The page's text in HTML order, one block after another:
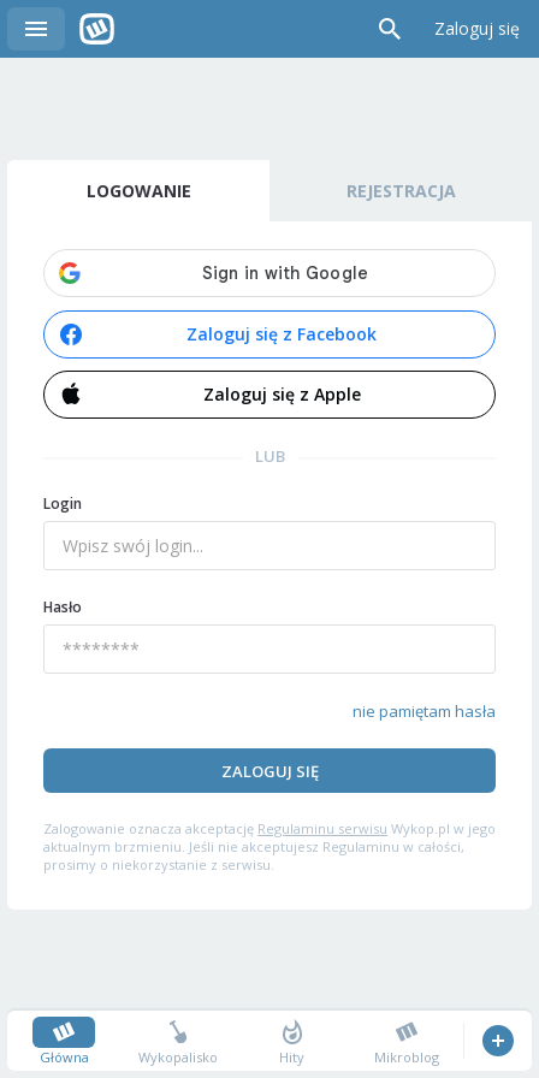
Zaloguj się
LOGOWANIE REJESTRACJA
Zaloguj się z Facebook
Zaloguj się z Apple
LUB
Login
Hasło
nie pamiętam hasła
ZALOGUJ SIĘ
Zalogowanie oznacza akceptację Regulaminu serwisu Wykop.pl w jego
aktualnym brzmieniu. Jeśli nie akceptujesz Regulaminu w całości,
prosimy o niekorzystanie z serwisu.
Główna Wykopalisko Hity Mikroblog